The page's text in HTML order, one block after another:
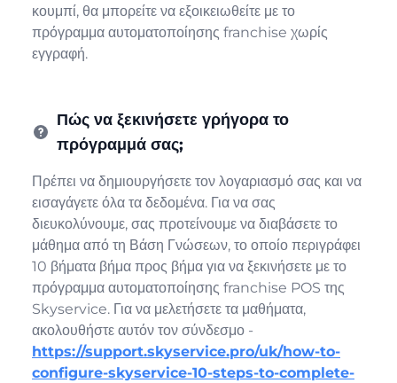
κουμπί, θα μπορείτε να εξοικειωθείτε με το
πρόγραμμα αυτοματοποίησης franchise χωρίς
εγγραφή.
Πώς να ξεκινήσετε γρήγορα το
πρόγραμμά σας;
Πρέπει να δημιουργήσετε τον λογαριασμό σας και να
εισαγάγετε όλα τα δεδομένα. Για να σας
διευκολύνουμε, σας προτείνουμε να διαβάσετε το
μάθημα από τη Βάση Γνώσεων, το οποίο περιγράφει
10 βήματα βήμα προς βήμα για να ξεκινήσετε με το
πρόγραμμα αυτοματοποίησης franchise POS της
Skyservice. Για να μελετήσετε τα μαθήματα,
ακολουθήστε αυτόν τον σύνδεσμο -
https://support.skyservice.pro/uk/how-to-
configure-skyservice-10-steps-to-complete-